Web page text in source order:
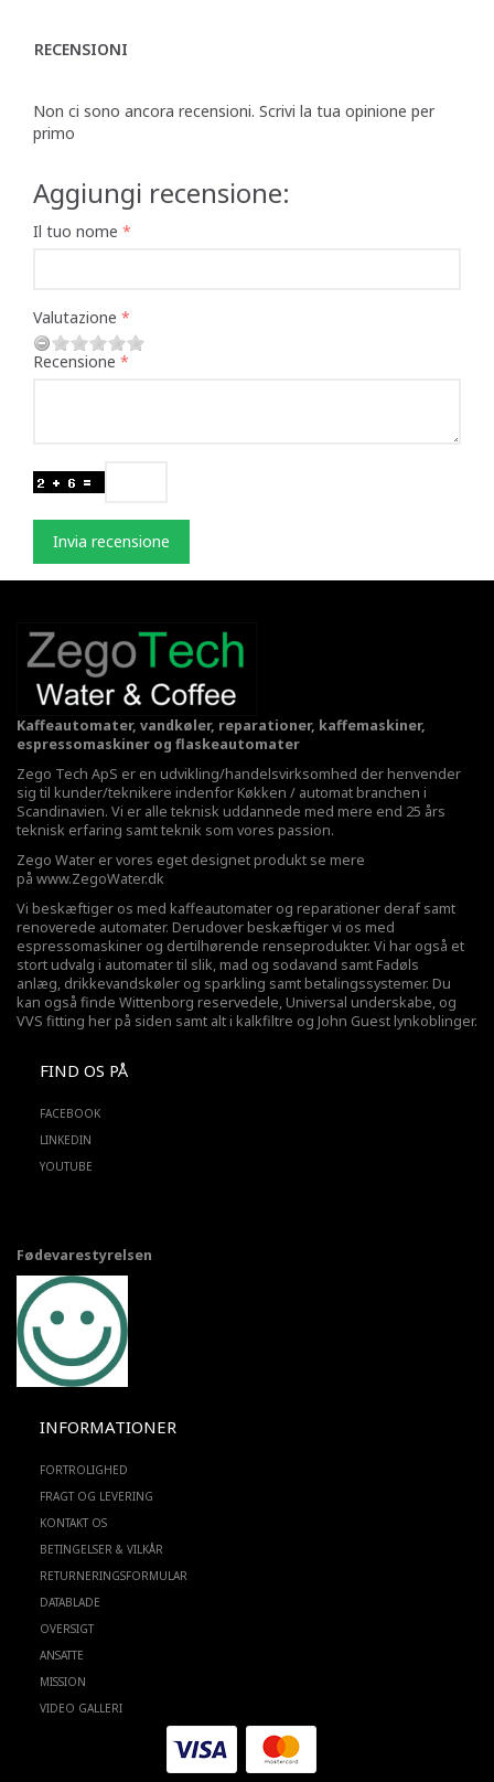
RECENSIONI
Non ci sono ancora recensioni. Scrivi la tua opinione per
primo
Aggiungi recensione:
Il tuo nome
Valutazione
Recensione
Invia recensione
Kaffeautomater, vandkøler, reparationer, kaffemaskiner,
espressomaskiner og flaskeautomater
Zego Tech ApS er en udvikling/handelsvirksomhed der henvender
sig til kunder/teknikere indenfor Køkken / automat branchen i
Scandinavien. Vi er alle teknisk uddannede med mere end 25 års
teknisk erfaring samt teknik som vores passion.
Zego Water er vores eget designet produkt se mere
på www.ZegoWater.dk
Vi beskæftiger os med kaffeautomater og reparationer deraf samt
renoverede automater. Derudover beskæftiger vi os med
espressomaskiner og dertilhørende renseprodukter. Vi har også et
stort udvalg i automater til slik, mad og sodavand samt Fadøls
anlæg, drikkevandskøler og sparkling samt betalingssystemer. Du
kan også finde Wittenborg reservedele, Universal underskabe, og
VVS fitting her på siden samt alt i kalkfiltre og John Guest lynkoblinger.
FIND OS PÅ
FACEBOOK
LINKEDIN
YOUTUBE
Fødevarestyrelsen
INFORMATIONER
FORTROLIGHED
FRAGT OG LEVERING
KONTAKT OS
BETINGELSER & VILKÅR
RETURNERINGSFORMULAR
DATABLADE
OVERSIGT
ANSATTE
MISSION
VIDEO GALLERI